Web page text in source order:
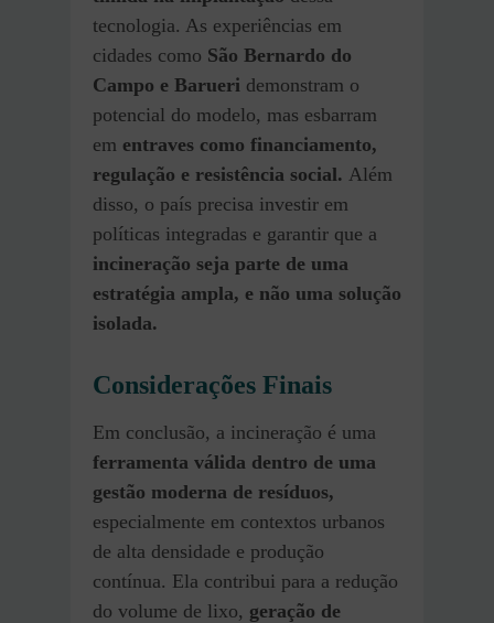
tecnologia. As experiências em
cidades como São Bernardo do
Campo e Barueri demonstram o
potencial do modelo, mas esbarram
em entraves como financiamento,
regulação e resistência social. Além
disso, o país precisa investir em
políticas integradas e garantir que a
incineração seja parte de uma
estratégia ampla, e não uma solução
isolada.
Considerações Finais
Em conclusão, a incineração é uma
ferramenta válida dentro de uma
gestão moderna de resíduos,
especialmente em contextos urbanos
de alta densidade e produção
contínua. Ela contribui para a redução
do volume de lixo, geração de